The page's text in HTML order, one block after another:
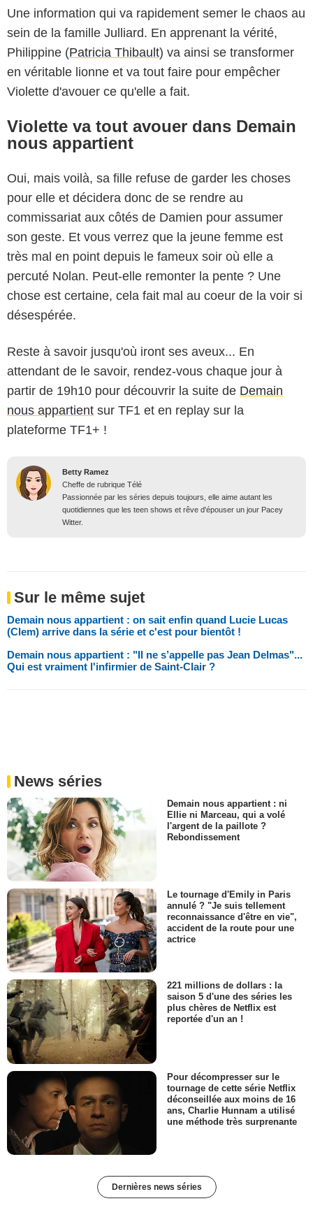
Une information qui va rapidement semer le chaos au
sein de la famille Julliard. En apprenant la vérité,
Philippine (Patricia Thibault) va ainsi se transformer
en véritable lionne et va tout faire pour empêcher
Violette d'avouer ce qu'elle a fait.
Violette va tout avouer dans Demain
nous appartient
Oui, mais voilà, sa fille refuse de garder les choses
pour elle et décidera donc de se rendre au
commissariat aux côtés de Damien pour assumer
son geste. Et vous verrez que la jeune femme est
très mal en point depuis le fameux soir où elle a
percuté Nolan. Peut-elle remonter la pente ? Une
chose est certaine, cela fait mal au coeur de la voir si
désespérée.
Reste à savoir jusqu'où iront ses aveux... En
attendant de le savoir, rendez-vous chaque jour à
partir de 19h10 pour découvrir la suite de Demain
nous appartient sur TF1 et en replay sur la
plateforme TF1+ !
Betty Ramez
Cheffe de rubrique Télé
Passionnée par les séries depuis toujours, elle aime autant les
quotidiennes que les teen shows et rêve d'épouser un jour Pacey
Witter.
Sur le même sujet
Demain nous appartient : on sait enfin quand Lucie Lucas
(Clem) arrive dans la série et c'est pour bientôt !
Demain nous appartient : "Il ne s’appelle pas Jean Delmas"...
Qui est vraiment l'infirmier de Saint-Clair ?
News séries
Demain nous appartient : ni
Ellie ni Marceau, qui a volé
l'argent de la paillote ?
Rebondissement
Le tournage d'Emily in Paris
annulé ? "Je suis tellement
reconnaissance d'être en vie",
accident de la route pour une
actrice
221 millions de dollars : la
saison 5 d'une des séries les
plus chères de Netflix est
reportée d'un an !
Pour décompresser sur le
tournage de cette série Netflix
déconseillée aux moins de 16
ans, Charlie Hunnam a utilisé
une méthode très surprenante
Dernières news séries